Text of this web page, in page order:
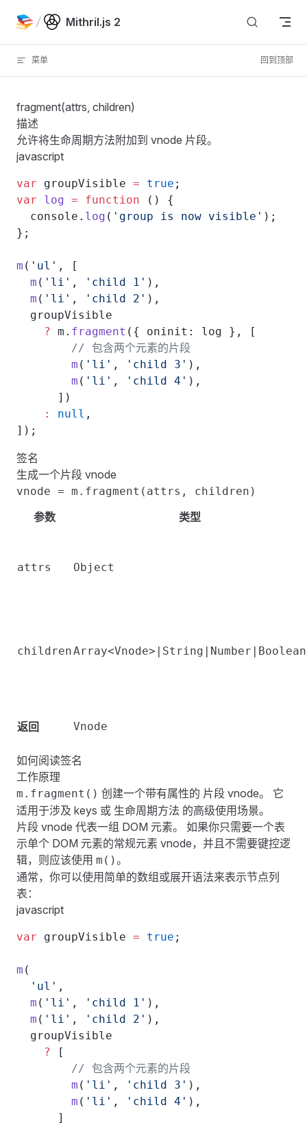
Skip to contentMithril.js 2
菜单 回到顶部
fragment(attrs, children)
描述
允许将生命周期方法附加到 vnode 片段。
javascript
var groupVisible = true ;
var log = function () {
  console.
log ( 'group is now visible' );
};
m ( 'ul' , [
  m
( 'li' , 'child 1' ),
  m
( 'li' , 'child 2' ),
  groupVisible
    ?
m. fragment ({ oninit: log }, [
        // 包含两个元素的片段
        m
( 'li' , 'child 3' ),
        m
( 'li' , 'child 4' ),
      ])
    :
null ,
]);
签名
生成一个片段 vnode
vnode = m.fragment(attrs, children)
参数 类型
attrs Object
childrenArray<Vnode>|String|Number|Boolean
返回 Vnode
如何阅读签名
工作原理
m.fragment() 创建一个带有属性的 片段 vnode。 它
适用于涉及 keys 或 生命周期方法 的高级使用场景。
片段 vnode 代表一组 DOM 元素。 如果你只需要一个表
示单个 DOM 元素的常规元素 vnode，并且不需要键控逻
辑，则应该使用 m()。
通常，你可以使用简单的数组或展开语法来表示节点列
表：
javascript
var groupVisible = true ;
m (
  'ul'
,
  m
( 'li' , 'child 1' ),
  m
( 'li' , 'child 2' ),
  groupVisible
    ?
[
        // 包含两个元素的片段
        m
( 'li' , 'child 3' ),
        m
( 'li' , 'child 4' ),
      ]